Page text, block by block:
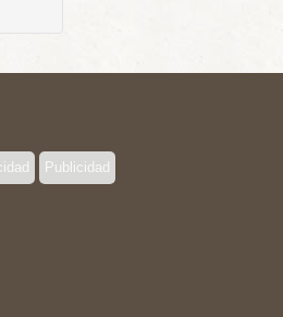
Publicidad